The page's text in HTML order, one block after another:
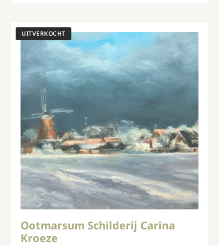
Ootmarsum Schilderij Carina
Kroeze